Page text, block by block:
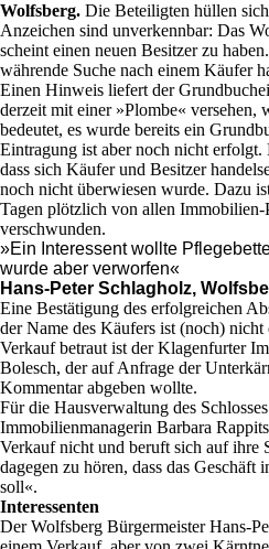
Wolfsberg. Die Beteiligten hüllen
Anzeichen sind unverkennbar: Das
scheint einen neuen Besitzer zu
währende Suche nach einem Käufer
Einen Hinweis liefert der
derzeit mit einer »Plombe« versehen,
bedeutet, es wurde bereits ein
Eintragung ist aber noch nicht erfolgt.
dass sich Käufer und Besitzer
noch nicht überwiesen wurde. Dazu
Tagen plötzlich von allen
verschwunden.
»Ein Interessent wollte
wurde aber verworfen«
Hans-Peter Schlagholz,
Eine Bestätigung des erfolgreichen
der Name des Käufers ist (noch)
Verkauf betraut ist der Klagenfurter
Bolesch, der auf Anfrage der
Kommentar abgeben wollte.
Für die Hausverwaltung des
Immobilienmanagerin Barbara
Verkauf nicht und beruft sich auf ihre
dagegen zu hören, dass das Geschäft
soll«.
Interessenten
Der Wolfsberg Bürgermeister Hans-